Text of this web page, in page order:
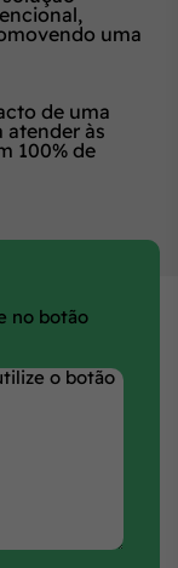
uma
de uma
atender às
100% de
no botão